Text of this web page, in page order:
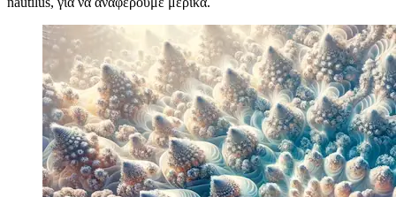
Image 9fab1df82b5c
Χρυσή αναλογία